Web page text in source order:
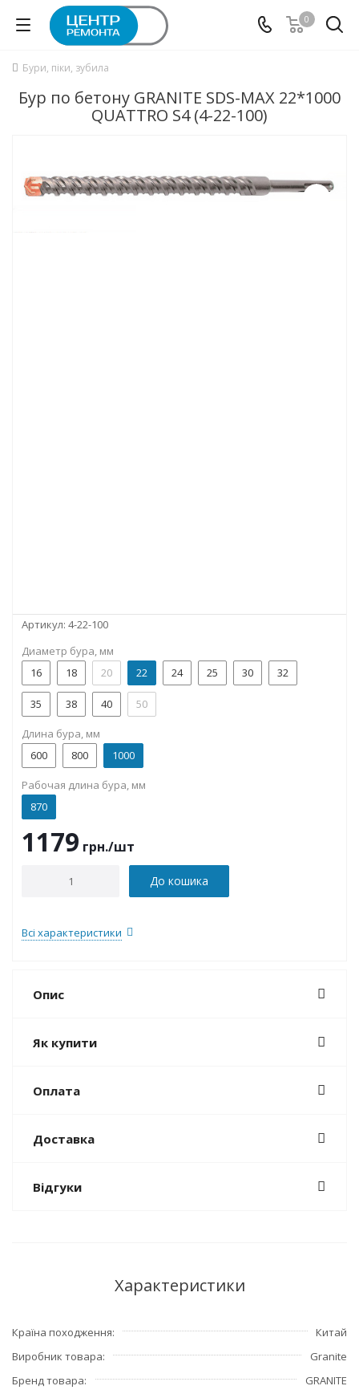
0
Бури, піки, зубила
Бур по бетону GRANITE SDS-MAX 22*1000
QUATTRO S4 (4-22-100)
Артикул: 4-22-100
Диаметр бура, мм
16
18 20 22 24 25 30 32
35 38 40 50
Длина бура, мм
600
800 1000
Рабочая длина бура, мм
870
1179 грн./шт
До кошика
Всі характеристики
Опис
Як купити
Оплата
Доставка
Відгуки
Характеристики
Країна походження
Китай
Виробник товара
Granite
Бренд товара
GRANITE